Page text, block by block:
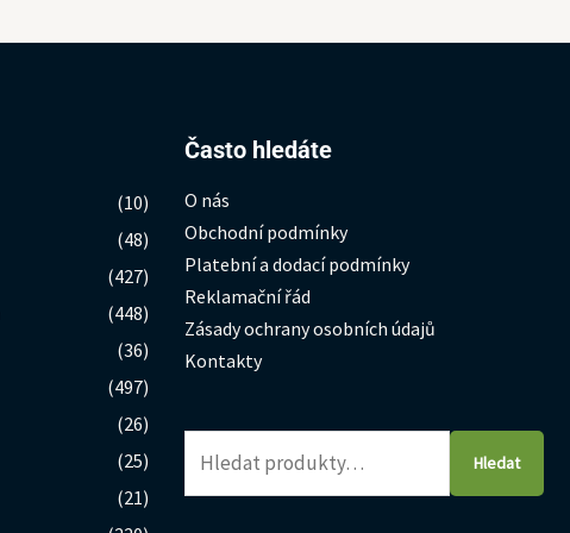
(10)
(48)
(427)
(448)
(36)
(497)
(26)
(25)
(21)
Často hledáte
O nás
Obchodní podmínky
Platební a dodací podmínky
Reklamační řád
Zásady ochrany osobních údajů
Kontakty
Hledat:
Hledat